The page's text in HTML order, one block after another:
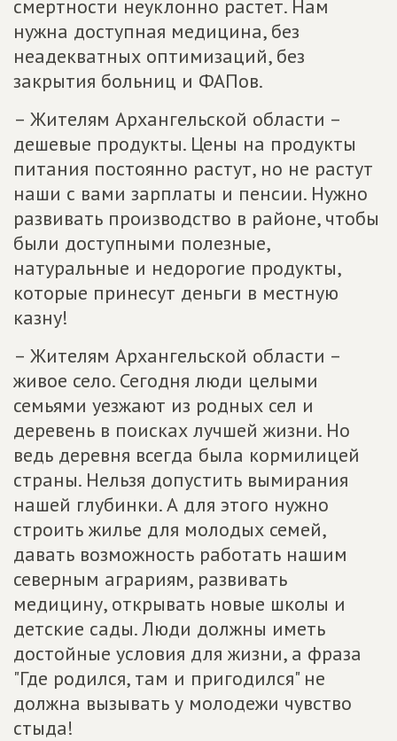
смертности неуклонно растет. Нам
нужна доступная медицина, без
неадекватных оптимизаций, без
закрытия больниц и ФАПов.
– Жителям Архангельской области –
дешевые продукты. Цены на продукты
питания постоянно растут, но не растут
наши с вами зарплаты и пенсии. Нужно
развивать производство в районе, чтобы
были доступными полезные,
натуральные и недорогие продукты,
которые принесут деньги в местную
казну!
– Жителям Архангельской области –
живое село. Сегодня люди целыми
семьями уезжают из родных сел и
деревень в поисках лучшей жизни. Но
ведь деревня всегда была кормилицей
страны. Нельзя допустить вымирания
нашей глубинки. А для этого нужно
строить жилье для молодых семей,
давать возможность работать нашим
северным аграриям, развивать
медицину, открывать новые школы и
детские сады. Люди должны иметь
достойные условия для жизни, а фраза
"Где родился, там и пригодился" не
должна вызывать у молодежи чувство
стыда!